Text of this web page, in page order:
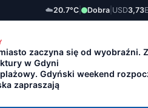
☁️20.7°C Dobra USD3,73
zaczyna się od wyobraźni.
w Gdyni
Gdyński weekend
zapraszają